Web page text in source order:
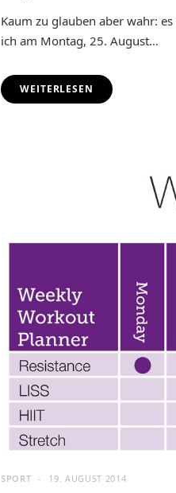
Kaum zu glauben aber wahr:
ich am Montag, 25. August…
WEITERLESEN
SPORT 19. AUGUST 2014